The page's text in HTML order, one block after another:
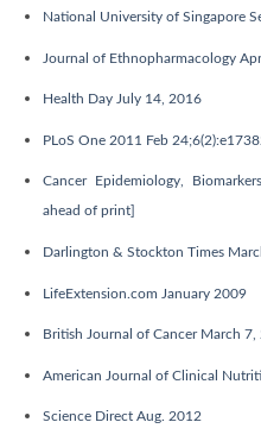
National University of Singapore
Journal of Ethnopharmacology
Health Day July 14, 2016
PLoS One 2011 Feb
Cancer Epidemiology,
ahead of print]
Darlington & Stockton Times
LifeExtension.com January 2009
British Journal of Cancer March 7,
American Journal of Clinical
Science Direct Aug. 2012